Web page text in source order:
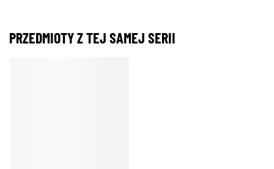
PRZEDMIOTY Z TEJ SAMEJ SERII